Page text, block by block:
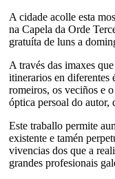
A cidade acolle esta
na Capela da Orde
gratuíta de luns a
A través das imaxes
itinerarios en diferentes
romeiros, os veciños e
óptica persoal do autor,
Este traballo permite
existente e tamén
vivencias dos que a
grandes profesionais